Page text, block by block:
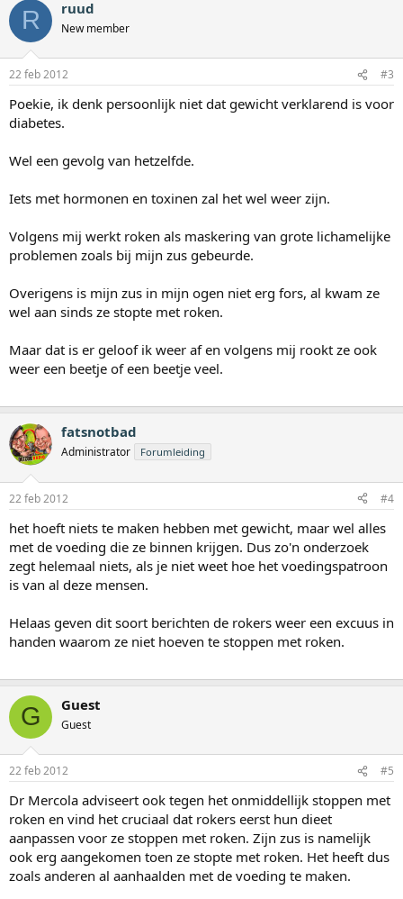
R ruud
New member
22 feb 2012 #3
Poekie, ik denk persoonlijk niet dat gewicht verklarend is voor
diabetes.
Wel een gevolg van hetzelfde.
Iets met hormonen en toxinen zal het wel weer zijn.
Volgens mij werkt roken als maskering van grote lichamelijke
problemen zoals bij mijn zus gebeurde.
Overigens is mijn zus in mijn ogen niet erg fors, al kwam ze
wel aan sinds ze stopte met roken.
Maar dat is er geloof ik weer af en volgens mij rookt ze ook
weer een beetje of een beetje veel.
fatsnotbad
Administrator Forumleiding
22 feb 2012 #4
het hoeft niets te maken hebben met gewicht, maar wel alles
met de voeding die ze binnen krijgen. Dus zo'n onderzoek
zegt helemaal niets, als je niet weet hoe het voedingspatroon
is van al deze mensen.
Helaas geven dit soort berichten de rokers weer een excuus in
handen waarom ze niet hoeven te stoppen met roken.
G Guest
Guest
22 feb 2012 #5
Dr Mercola adviseert ook tegen het onmiddellijk stoppen met
roken en vind het cruciaal dat rokers eerst hun dieet
aanpassen voor ze stoppen met roken. Zijn zus is namelijk
ook erg aangekomen toen ze stopte met roken. Het heeft dus
zoals anderen al aanhaalden met de voeding te maken.